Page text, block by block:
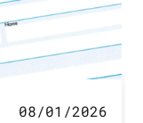
08/01/2026